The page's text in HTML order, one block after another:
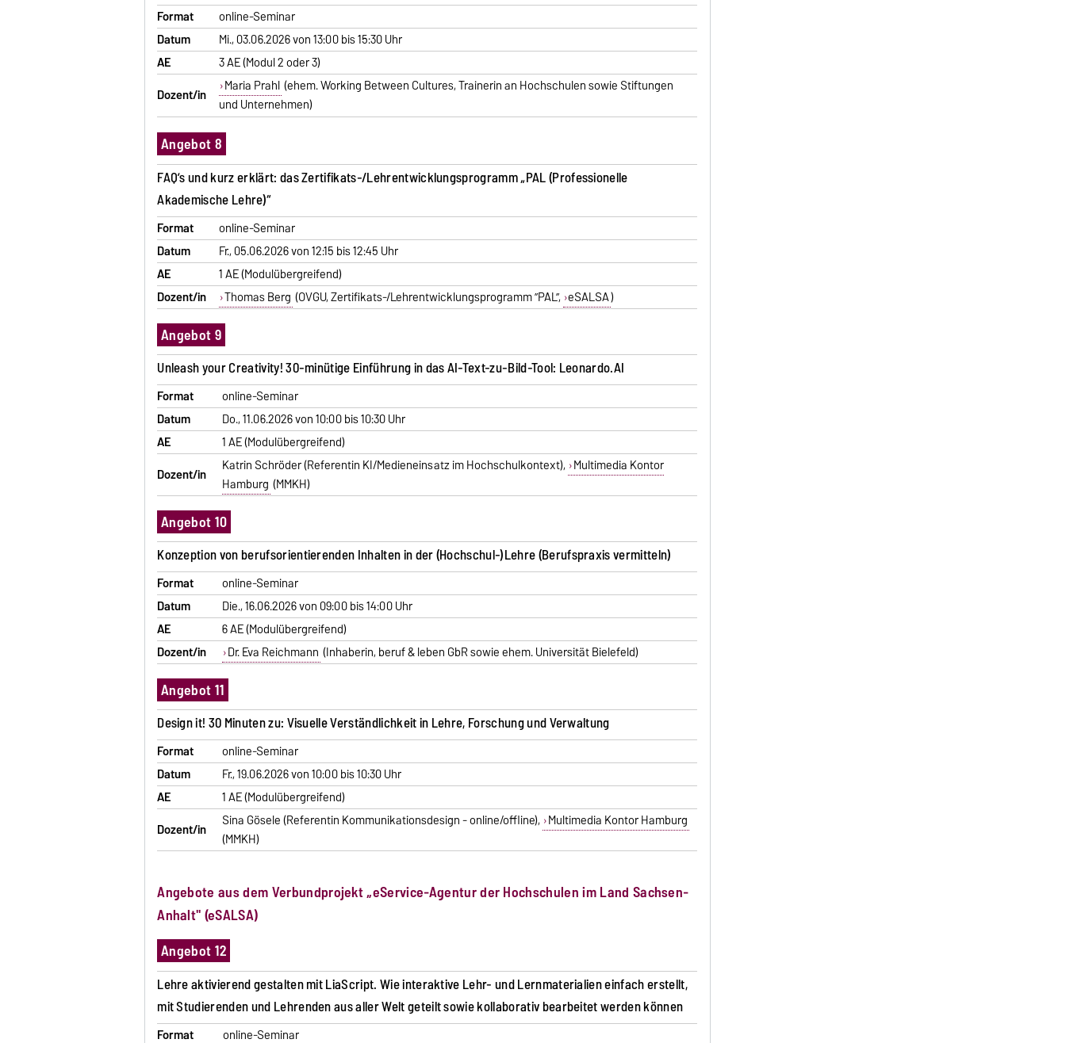
Format
online-Seminar
Datum
Mi., 03.06.2026 von 13:00 bis 15:30 Uhr
AE
3 AE (Modul 2 oder 3)
Dozent/in
Maria Prahl (ehem. Working Between Cultures, Trainerin an Hochschulen sowie Stiftungen
und Unternehmen)
Angebot 8
FAQ’s und kurz erklärt: das Zertifikats-/Lehrentwicklungsprogramm „PAL (Professionelle
Akademische Lehre)“
Format
online-Seminar
Datum
Fr., 05.06.2026 von 12:15 bis 12:45 Uhr
AE
1 AE (Modulübergreifend)
Dozent/in
Thomas Berg (OVGU, Zertifikats-/Lehrentwicklungsprogramm ”PAL”, eSALSA)
Angebot 9
Unleash your Creativity! 30-minütige Einführung in das AI-Text-zu-Bild-Tool: Leonardo.AI
Format
online-Seminar
Datum
Do., 11.06.2026 von 10:00 bis 10:30 Uhr
AE
1 AE (Modulübergreifend)
Dozent/in
Katrin Schröder (Referentin KI/Medieneinsatz im Hochschulkontext), Multimedia Kontor
Hamburg (MMKH)
Angebot 10
Konzeption von berufsorientierenden Inhalten in der (Hochschul-)Lehre (Berufspraxis vermitteln)
Format
online-Seminar
Datum
Die., 16.06.2026 von 09:00 bis 14:00 Uhr
AE
6 AE (Modulübergreifend)
Dozent/in
Dr. Eva Reichmann (Inhaberin, beruf & leben GbR sowie ehem. Universität Bielefeld)
Angebot 11
Design it! 30 Minuten zu: Visuelle Verständlichkeit in Lehre, Forschung und Verwaltung
Format
online-Seminar
Datum
Fr., 19.06.2026 von 10:00 bis 10:30 Uhr
AE
1 AE (Modulübergreifend)
Dozent/in
Sina Gösele (Referentin Kommunikationsdesign - online/offline), Multimedia Kontor Hamburg
(MMKH)
Angebote aus dem Verbundprojekt „eService-Agentur der Hochschulen im Land Sachsen-
Anhalt" (eSALSA)
Angebot 12
Lehre aktivierend gestalten mit LiaScript. Wie interaktive Lehr- und Lernmaterialien einfach erstellt,
mit Studierenden und Lehrenden aus aller Welt geteilt sowie kollaborativ bearbeitet werden können
Format online-Seminar